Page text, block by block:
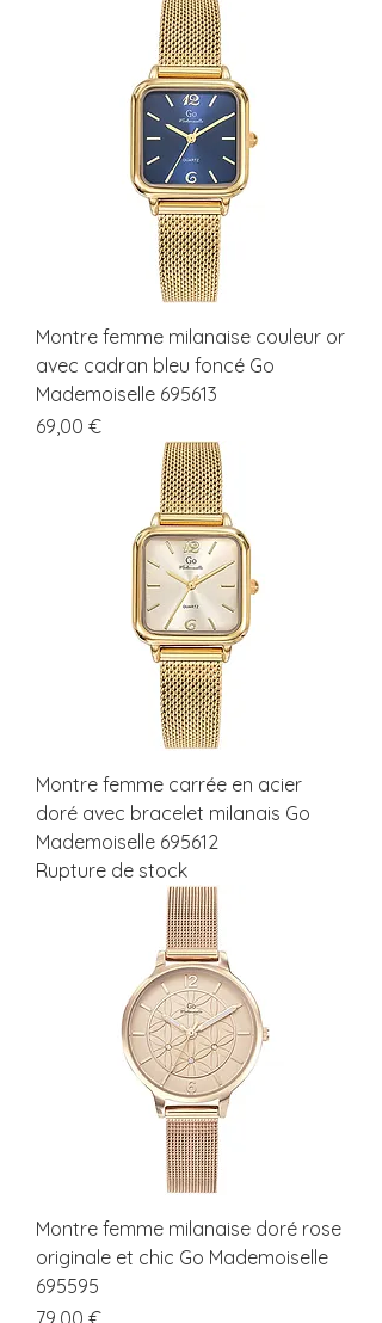
Montre femme milanaise couleur or
avec cadran bleu foncé Go
Mademoiselle 695613
Prix
69,00 €
Montre femme carrée en acier
doré avec bracelet milanais Go
Mademoiselle 695612
Rupture de stock
Montre femme milanaise doré rose
originale et chic Go Mademoiselle
695595
Prix